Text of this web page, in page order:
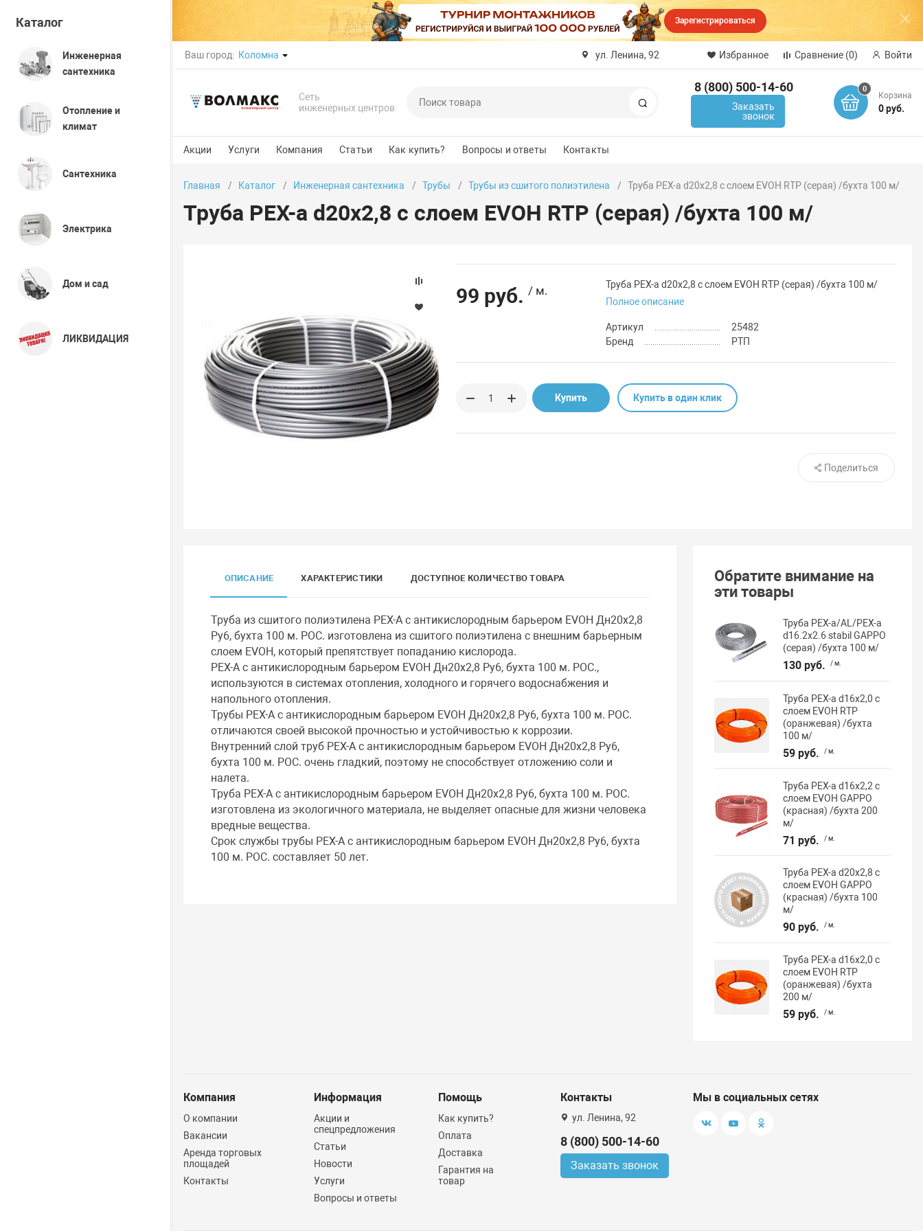
Зарегистрироваться
Ваш город: Коломна ул. Ленина, 92 Избранное Сравнение (0) Войти
Сеть
инженерных центров
8 (800) 500-14-60
Заказать
звонок
0
Корзина
0 руб.
Акции Услуги Компания Статьи Как купить? Вопросы и ответы Контакты
Каталог
Инженерная
сантехника
Отопление и
климат
Сантехника
Электрика
Дом и сад
ЛИКВИДАЦИЯ
Главная Каталог Инженерная сантехника Трубы Трубы из сшитого полиэтилена Труба PEX-a d20х2,8 с слоем EVOH RTP (серая) /бухта 100 м/
Труба PEX-a d20х2,8 с слоем EVOH RTP (серая) /бухта 100 м/
99 руб. / м.
Труба PEX-a d20х2,8 с слоем EVOH RTP (серая) /бухта 100 м/
Полное описание
Артикул
25482
Бренд
РТП
Купить Купить в один клик
Поделиться
ОПИСАНИЕ ХАРАКТЕРИСТИКИ ДОСТУПНОЕ КОЛИЧЕСТВО ТОВАРА
Труба из сшитого полиэтилена PEX-A с антикислородным барьером EVOH Дн20х2,8
Ру6, бухта 100 м. РОС. изготовлена из сшитого полиэтилена с внешним барьерным
слоем EVOH, который препятствует попаданию кислорода.
PEX-A с антикислородным барьером EVOH Дн20х2,8 Ру6, бухта 100 м. РОС.,
используются в системах отопления, холодного и горячего водоснабжения и
напольного отопления.
Трубы PEX-A с антикислородным барьером EVOH Дн20х2,8 Ру6, бухта 100 м. РОС.
отличаются своей высокой прочностью и устойчивостью к коррозии.
Внутренний слой труб PEX-A с антикислородным барьером EVOH Дн20х2,8 Ру6,
бухта 100 м. РОС. очень гладкий, поэтому не способствует отложению соли и
налета.
Труба PEX-A с антикислородным барьером EVOH Дн20х2,8 Ру6, бухта 100 м. РОС.
изготовлена из экологичного материала, не выделяет опасные для жизни человека
вредные вещества.
Срок службы трубы PEX-A с антикислородным барьером EVOH Дн20х2,8 Ру6, бухта
100 м. РОС. составляет 50 лет.
Обратите внимание на
эти товары
Труба PEX-a/AL/PEX-a
d16.2x2.6 stabil GAPPO
(серая) /бухта 100 м/
130 руб. / м.
Труба PEX-a d16х2,0 с
слоем EVOH RTP
(оранжевая) /бухта
100 м/
59 руб. / м.
Труба PEX-a d16х2,2 с
слоем EVOH GAPPO
(красная) /бухта 200
м/
71 руб. / м.
Труба PEX-a d20х2,8 с
слоем EVOH GAPPO
(красная) /бухта 100
м/
90 руб. / м.
Труба PEX-a d16х2,0 с
слоем EVOH RTP
(оранжевая) /бухта
200 м/
59 руб. / м.
Компания
О компании
Вакансии
Аренда торговых
площадей
Контакты
Информация
Акции и
спецпредложения
Статьи
Новости
Услуги
Вопросы и ответы
Помощь
Как купить?
Оплата
Доставка
Гарантия на
товар
Контакты
ул. Ленина, 92
8 (800) 500-14-60
Заказать звонок
Мы в социальных сетях